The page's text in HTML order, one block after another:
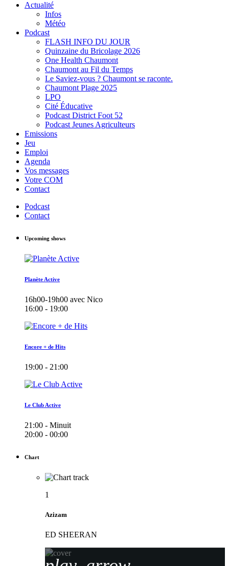
Actualité
Infos
Météo
Podcast
FLASH INFO DU JOUR
Quinzaine du Bricolage 2026
One Health Chaumont
Chaumont au Fil du Temps
Le Saviez-vous ? Chaumont se raconte.
Chaumont Plage 2025
LPO
Cité Éducative
Podcast District Foot 52
Podcast Jeunes Agriculteurs
Emissions
Jeu
Emploi
Agenda
Vos messages
Votre COM
Contact
Podcast
Contact
Upcoming shows
Planète Active
16h00-19h00 avec Nico
16:00 - 19:00
Encore + de Hits
19:00 - 21:00
Le Club Active
21:00 - Minuit
20:00 - 00:00
Chart
1
Azizam
ED SHEERAN